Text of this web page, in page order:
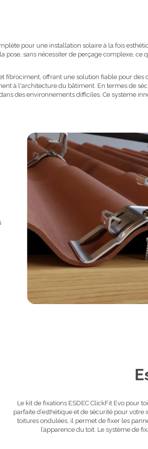
pour une installation solaire à la fois
sans nécessiter de perçage complexe,
offrant une solution fiable pour des
à l'architecture du bâtiment. En termes de
des environnements difficiles. Ce système
Le kit de fixations ESDEC ClickFit Evo pour
parfaite d’esthétique et de sécurité pour
toitures ondulées, il permet de fixer les
l’apparence du toit. Le système de